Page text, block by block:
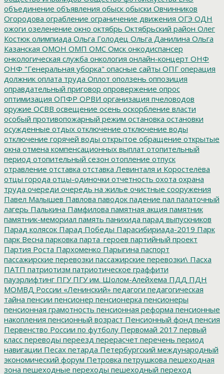
объединение объявления обыск обыски Овчинников
Огородова ограбление ограничение движения ОГЭ ОДН
ожоги озеленение окно октябрь Октябрьский район Олег
Костюк олимпиада Ольга Голодец Ольга Данилина Ольга
Казанская ОМОН ОМП ОМС Омск онкодиспансер
онкологическая служба онкология онлайн-концерт ОНФ
ОНФ "Генеральная уборка" опасные сайты ОПГ операция
должник оплата труда Оплот оползень оппозиция
оправдательный приговор опровержение опрос
оптимизация ОПФР ОРВИ организация пчеловодов
оружие ОСВВ освещение осень оскорбление власти
особый противопожарный режим остановка остановки
осужденные отдых отключение отключение воды
отключение горячей воды открытое обращение открытые
окна отмена компенсационных выплат отопительный
период отопительный сезон отопление отпуск
отравление отставка отставка Левинталя и Коростелёва
отцы города отцы-одиночки отчетность охота охрана
труда очереди очередь на жилье очистные сооружения
Павел Малышев Павлова паводок падение пал палаточный
лагерь Палькина Памфилова памятная акция памятник
памятник-мемориал память панихида парад выпускников
Парад колясок Парад Победы Парасибириада-2019 Парк
парк Весна парковка парта_героев партийный проект
Партия Роста Пархоменко Парыгина паспорт
пассажирские перевозки пассажирские перевозки\ Пасха
ПАТП патриотизм патриотическое граффити
пауэрлифтинг ПГУПГУ им. Шолом-Алейхема ПДД ПДН
МОМВД России «Ленинский» педагоги педагогическая
тайна пенсии пенсионер пенсионерка пенсионеры
пенсионная грамотность пенсионная реформа пенсионные
накопления пенсионный возраст Пенсионный фонд пенсия
Первенство России по футболу Первомай 2017 первый
класс переводы переезд перерасчет перечень период
навигации Песах петарда Петербургский международный
экономический форум Петровка петрушкова пешеходная
зона пешеходные переходы пешеходный переход